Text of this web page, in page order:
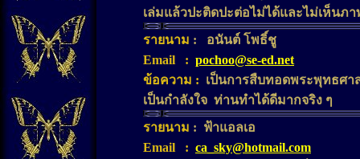
เล่มแล้วปะติดปะต่อไม่ได้และไม่เห็นภา
รายนาม :
อนันต์ โพธิ์ชู
Email
: pochoo@se-ed.net
ข้อความ : เป็นการสืบทอดพระพุทธศา
เป็นกำลังใจ ท่านทำได้ดีมากจริง ๆ
รายนาม : ฟ้าแอลเอ
Email : ca_sky@hotmail.com